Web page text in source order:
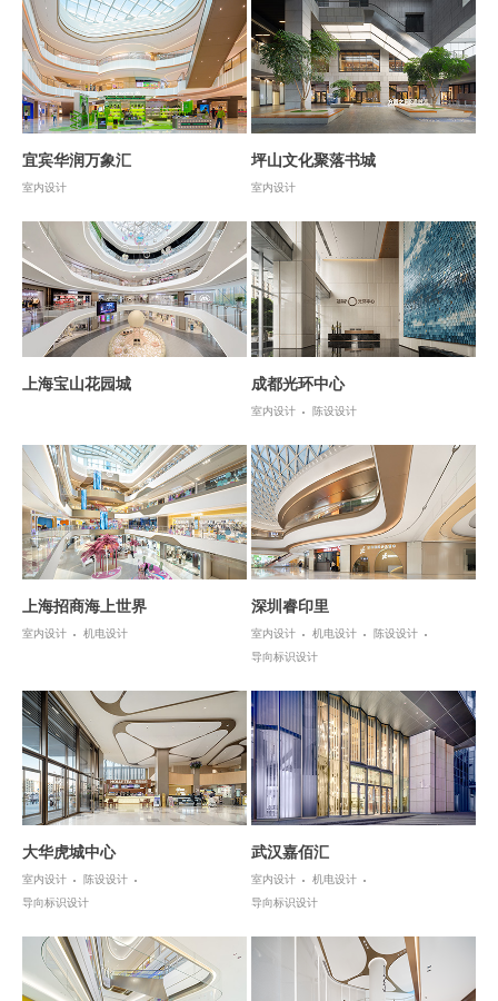
宜宾华润万象汇
室内设计
坪山文化聚落书城
室内设计
上海宝山花园城 成都光环中心
室内设计 陈设设计
上海招商海上世界
室内设计 机电设计
深圳睿印里
室内设计 机电设计
陈设设计
导向标识设计
大华虎城中心
室内设计
陈设设计
导向标识设计
武汉嘉佰汇
室内设计
机电设计
导向标识设计